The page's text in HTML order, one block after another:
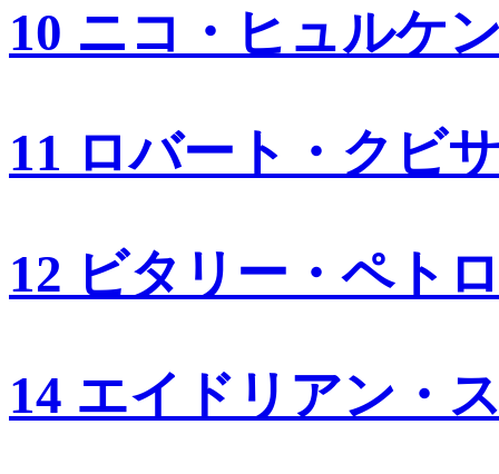
10 ニコ・ヒュルケ
11 ロバート・クビ
12 ビタリー・ペト
14 エイドリアン・